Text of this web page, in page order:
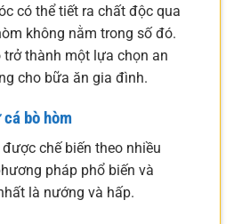
có thể tiết ra chất độc qua
không nằm trong số đó.
thành một lựa chọn an
cho bữa ăn gia đình.
bò hòm
chế biến theo nhiều
pháp phổ biến và
là nướng và hấp.